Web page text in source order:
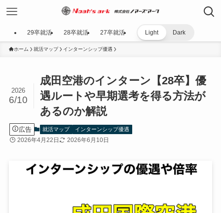
29卒就活 28卒就活 27卒就活 Light Dark
ホーム 就活マップ インターンシップ優遇
成田空港のインターン【28卒】優
遇ルートや早期選考を得る方法が
あるのか解説
2026
6/10
広告 就活マップ インターンシップ優遇
2026年4月22日 2026年6月10日